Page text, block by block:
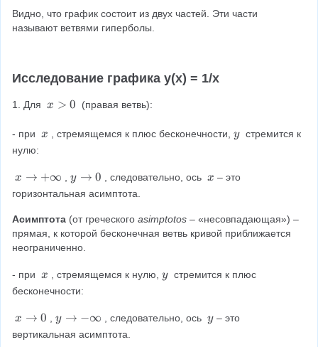
2
{
)
;
)
\f
c
{
}
x
}
Видно, что график состоит из двух частей. Эти части
называют ветвями гиперболы.
Исследование графика y(x) = 1/x
1. Для x
0
x > 0 (правая ветвь):
- при \
x , стремящемся к плюс бесконечности, \
y стремится к
нулю:
x
\
g
h
t
r
r
w
+
x → +∞
y
\
g
h
t
r
r
w
0
y → 0 , следовательно, ось \
x – это
горизонтальная асимптота.
Асимптота (от греческого asimptotos – «несовпадающая») –
прямая, к которой бесконечная ветвь кривой приближается
неограниченно.
- при \
\
x , стремящемся к нулю, \
y стремится к плюс
бесконечности:
x
\
x → 0
y
\
y → −∞ , следовательно, ось \
y – это
вертикальная асимптота.